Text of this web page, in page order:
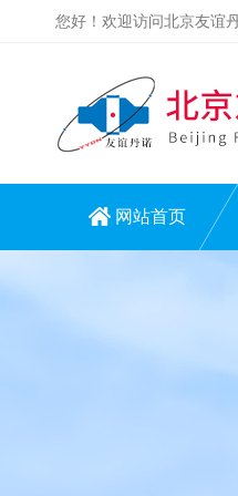
您好！欢迎访问北京友谊
网站首页